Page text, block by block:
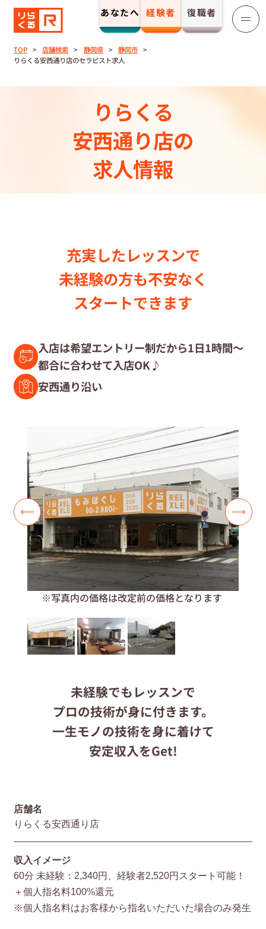
あなたへ 経験者 復職者
りらくる
セラピスト募集
セラピストストーリー⼀覧
収⼊とサポート
トレーニングセンター一覧
セラピスト募集中の店舗検索
復職セラピスト募集
コラム一覧
よくあるご質問
応募する
りらくるサイト
TOP 店舗検索 静岡県
静岡市
りらくる安西通り店のセラピスト求人
りらくる
安西通り店の
求人情報
充実したレッスンで
未経験の⽅も不安なく
スタートできます
入店は希望エントリー制だから1日1時間～
都合に合わせて入店OK♪
安西通り沿い
※写真内の価格は改定前の価格となります
未経験でもレッスンで
プロの技術が身に付きます。
一生モノの技術を身に着けて
安定収入をGet!
店舗名
りらくる安西通り店
収入イメージ
60分 未経験：2,340円、経験者2,520円スタート可能！
＋個人指名料100%還元
※個人指名料はお客様から指名いただいた場合のみ発生